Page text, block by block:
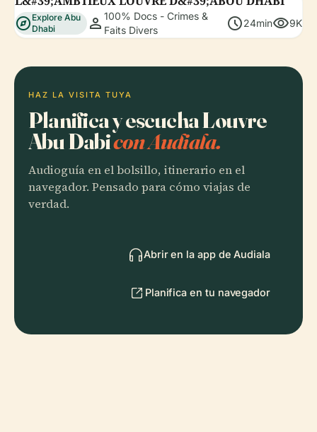
explore Explore Abu
Dhabi
person 100% Docs - Crimes &
Faits Divers
schedule24minvisibility9K
HAZ LA VISITA TUYA
Planifica y escucha Louvre
Abu Dabicon Audiala.
Audioguía en el bolsillo, itinerario en el
navegador. Pensado para cómo viajas de
verdad.
Abrir en la app de Audiala
Planifica en tu navegador